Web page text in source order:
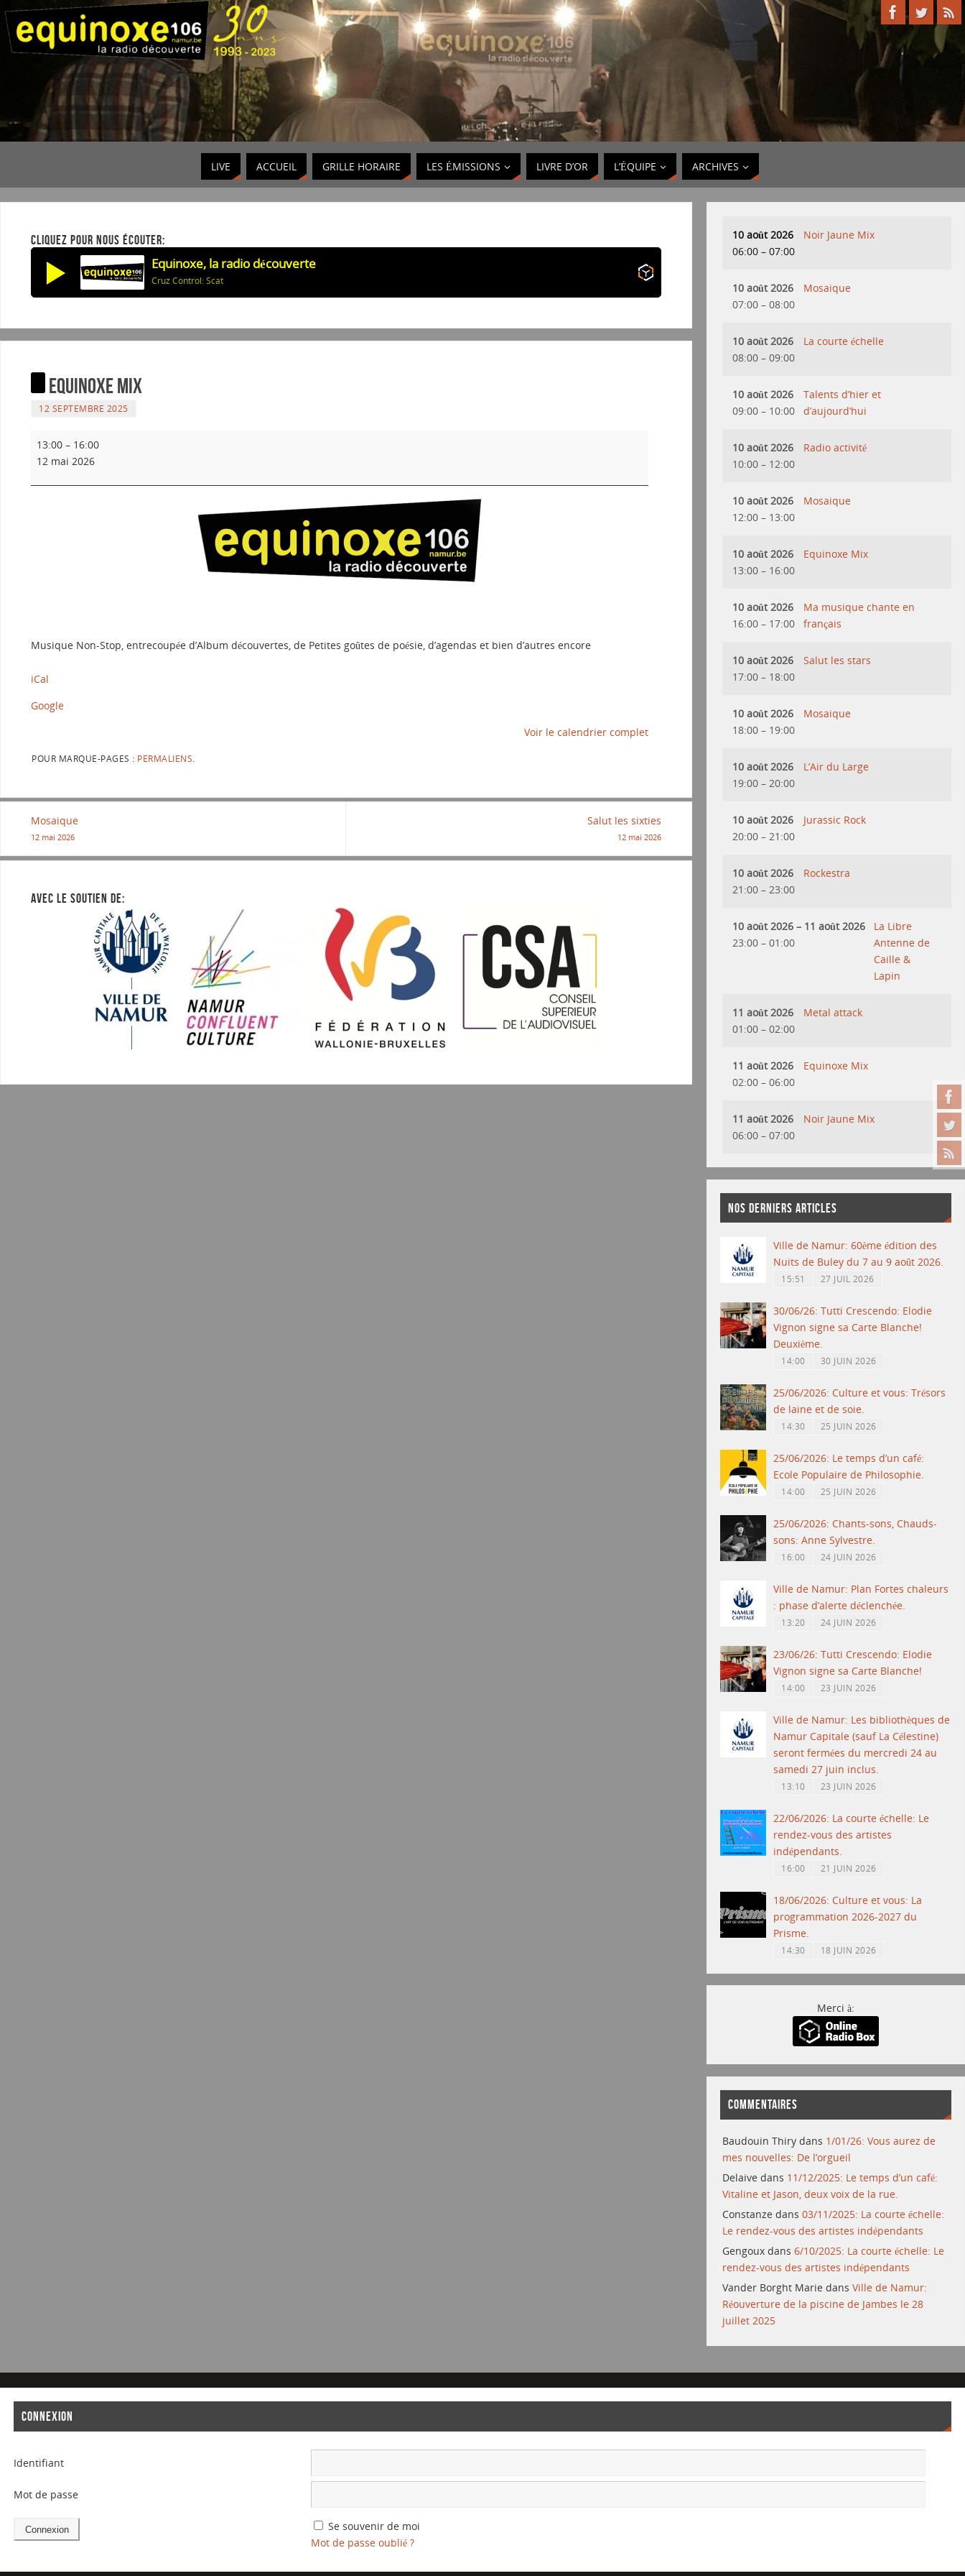
LIVE ACCUEIL GRILLE HORAIRE LES ÉMISSIONS LIVRE D’OR L’ÉQUIPE ARCHIVES
CLIQUEZ POUR NOUS ÉCOUTER:
Equinoxe, la radio découverte
Cruz Control: Scat
Equinoxe Mix
12 SEPTEMBRE 2025
13:00 – 16:00
12 mai 2026
Musique Non-Stop, entrecoupée d’Album découvertes, de Petites goûtes de poésie, d’agendas et bien d’autres encore
iCal
Google
Voir le calendrier complet
POUR MARQUE-PAGES : PERMALIENS
Mosaique
12 mai 2026
Salut les sixties
12 mai 2026
AVEC LE SOUTIEN DE:
10 août 2026
06:00 – 07:00
Noir Jaune Mix
10 août 2026
07:00 – 08:00
Mosaique
10 août 2026
08:00 – 09:00
La courte échelle
10 août 2026
09:00 – 10:00
Talents d’hier et
d’aujourd’hui
10 août 2026
10:00 – 12:00
Radio activité
10 août 2026
12:00 – 13:00
Mosaique
10 août 2026
13:00 – 16:00
Equinoxe Mix
10 août 2026
16:00 – 17:00
Ma musique chante en
français
10 août 2026
17:00 – 18:00
Salut les stars
10 août 2026
18:00 – 19:00
Mosaique
10 août 2026
19:00 – 20:00
L’Air du Large
10 août 2026
20:00 – 21:00
Jurassic Rock
10 août 2026
21:00 – 23:00
Rockestra
10 août 2026 – 11 août 2026
23:00 – 01:00
La Libre
Antenne de
Caille &
Lapin
11 août 2026
01:00 – 02:00
Metal attack
11 août 2026
02:00 – 06:00
Equinoxe Mix
11 août 2026
06:00 – 07:00
Noir Jaune Mix
NOS DERNIERS ARTICLES
Ville de Namur: 60ème édition des
Nuits de Buley du 7 au 9 août 2026.
15:51 27 JUIL 2026
30/06/26: Tutti Crescendo: Elodie
Vignon signe sa Carte Blanche!
Deuxième.
14:00 30 JUIN 2026
25/06/2026: Culture et vous: Trésors
de laine et de soie.
14:30 25 JUIN 2026
25/06/2026: Le temps d’un café:
Ecole Populaire de Philosophie.
14:00 25 JUIN 2026
25/06/2026: Chants-sons, Chauds-
sons: Anne Sylvestre.
16:00 24 JUIN 2026
Ville de Namur: Plan Fortes chaleurs
: phase d’alerte déclenchée.
13:20 24 JUIN 2026
23/06/26: Tutti Crescendo: Elodie
Vignon signe sa Carte Blanche!
14:00 23 JUIN 2026
Ville de Namur: Les bibliothèques de
Namur Capitale (sauf La Célestine)
seront fermées du mercredi 24 au
samedi 27 juin inclus.
13:10 23 JUIN 2026
22/06/2026: La courte échelle: Le
rendez-vous des artistes
indépendants.
16:00 21 JUIN 2026
18/06/2026: Culture et vous: La
programmation 2026-2027 du
Prisme.
14:30 18 JUIN 2026
Merci à:
COMMENTAIRES
Baudouin Thiry dans 1/01/26: Vous aurez de
mes nouvelles: De l’orgueil
Delaive dans 11/12/2025: Le temps d’un café:
Vitaline et Jason, deux voix de la rue.
Constanze dans03/11/2025: La courte échelle:
Le rendez-vous des artistes indépendants
Gengoux dans6/10/2025: La courte échelle: Le
rendez-vous des artistes indépendants
Vander Borght Marie dansVille de Namur:
Réouverture de la piscine de Jambes le 28
juillet 2025
CONNEXION
Identifiant
Mot de passe
Se souvenir de moi
Mot de passe oublié ?